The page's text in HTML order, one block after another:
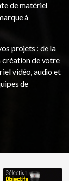
de matériel
à
projets : de la
création de votre
vidéo, audio et
de